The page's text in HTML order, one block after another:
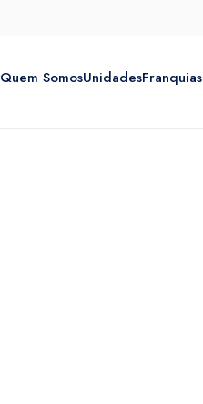
Quem SomosUnidadesFranquias